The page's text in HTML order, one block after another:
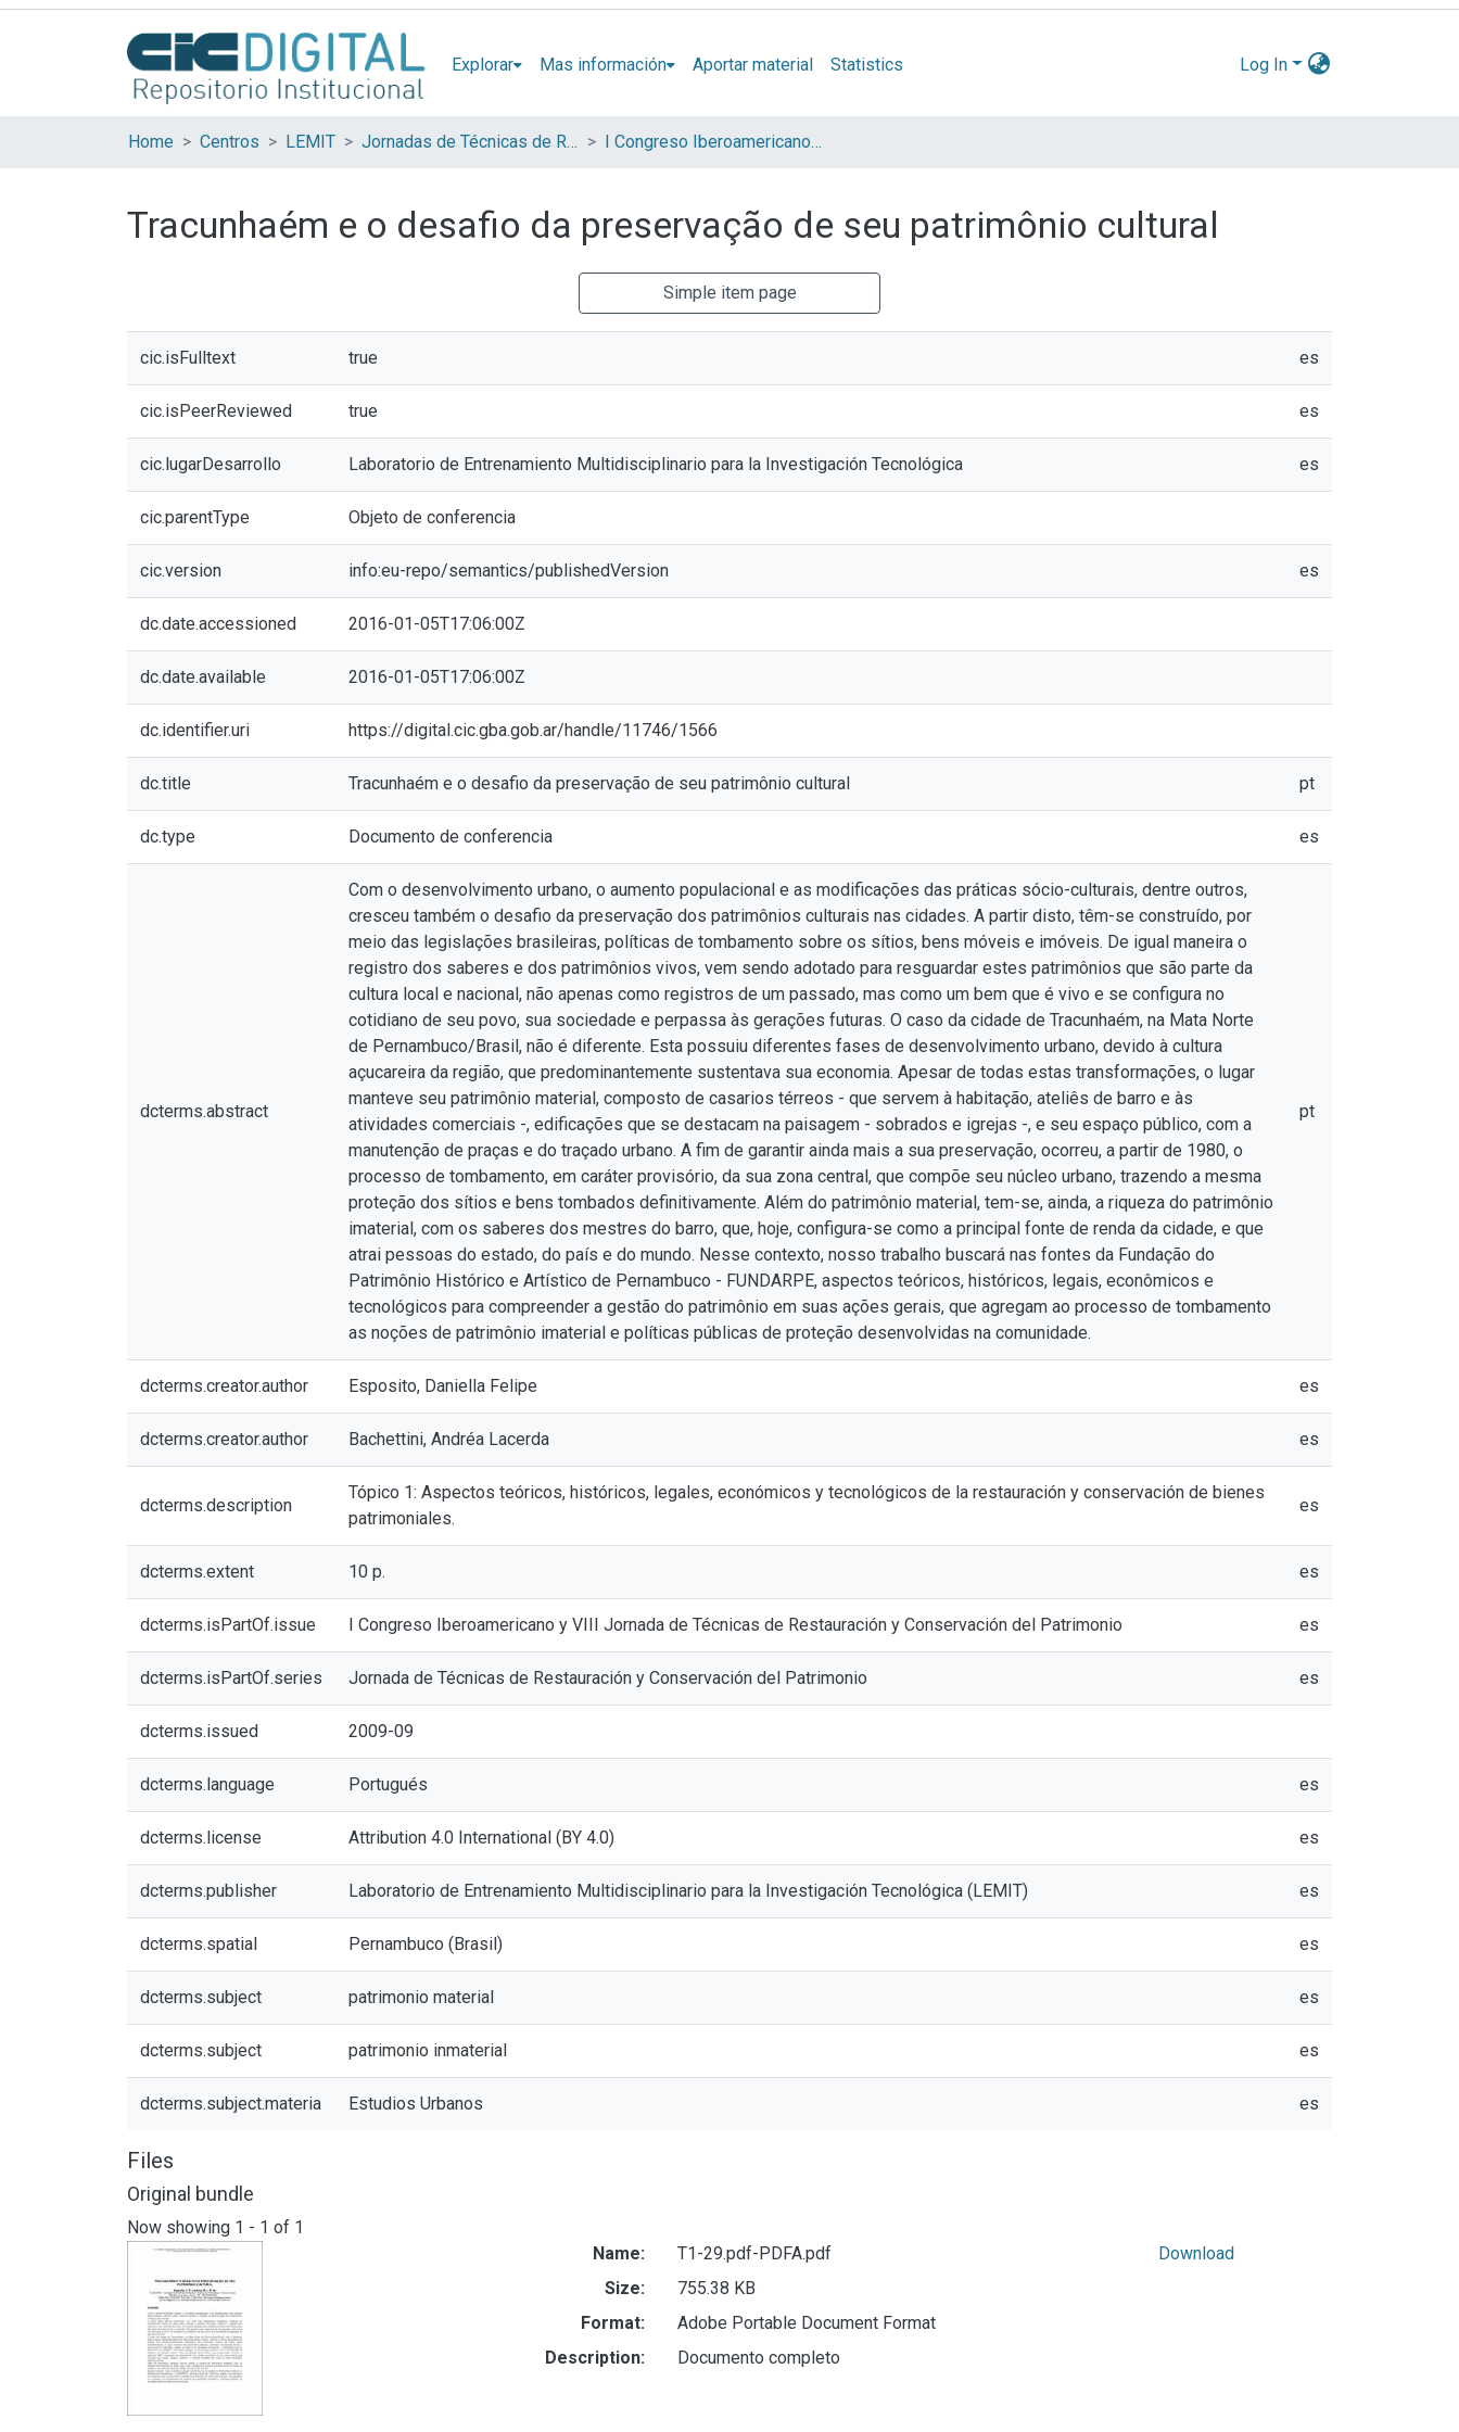
Explorar Mas información Aportar material Statistics Log In
Home Centros LEMIT Jornadas de Técnicas de Reparación y Conservación del Patrimonio (COIBRECOPA) I Congreso Iberoamericano y VIII Jornada de Técnicas de Restauración y Conservación del Patrimonio
Tracunhaém e o desafio da preservação de seu patrimônio cultural
Simple item page
cic.isFulltext true es
cic.isPeerReviewed true es
cic.lugarDesarrollo Laboratorio de Entrenamiento Multidisciplinario para la Investigación Tecnológica es
cic.parentType Objeto de conferencia
cic.version info:eu-repo/semantics/publishedVersion es
dc.date.accessioned 2016-01-05T17:06:00Z
dc.date.available 2016-01-05T17:06:00Z
dc.identifier.uri https://digital.cic.gba.gob.ar/handle/11746/1566
dc.title Tracunhaém e o desafio da preservação de seu patrimônio cultural pt
dc.type Documento de conferencia es
dcterms.abstract
Com o desenvolvimento urbano, o aumento populacional e as modificações das práticas sócio-culturais, dentre outros,
cresceu também o desafio da preservação dos patrimônios culturais nas cidades. A partir disto, têm-se construído, por
meio das legislações brasileiras, políticas de tombamento sobre os sítios, bens móveis e imóveis. De igual maneira o
registro dos saberes e dos patrimônios vivos, vem sendo adotado para resguardar estes patrimônios que são parte da
cultura local e nacional, não apenas como registros de um passado, mas como um bem que é vivo e se configura no
cotidiano de seu povo, sua sociedade e perpassa às gerações futuras. O caso da cidade de Tracunhaém, na Mata Norte
de Pernambuco/Brasil, não é diferente. Esta possuiu diferentes fases de desenvolvimento urbano, devido à cultura
açucareira da região, que predominantemente sustentava sua economia. Apesar de todas estas transformações, o lugar
manteve seu patrimônio material, composto de casarios térreos - que servem à habitação, ateliês de barro e às
atividades comerciais -, edificações que se destacam na paisagem - sobrados e igrejas -, e seu espaço público, com a
manutenção de praças e do traçado urbano. A fim de garantir ainda mais a sua preservação, ocorreu, a partir de 1980, o
processo de tombamento, em caráter provisório, da sua zona central, que compõe seu núcleo urbano, trazendo a mesma
proteção dos sítios e bens tombados definitivamente. Além do patrimônio material, tem-se, ainda, a riqueza do patrimônio
imaterial, com os saberes dos mestres do barro, que, hoje, configura-se como a principal fonte de renda da cidade, e que
atrai pessoas do estado, do país e do mundo. Nesse contexto, nosso trabalho buscará nas fontes da Fundação do
Patrimônio Histórico e Artístico de Pernambuco - FUNDARPE, aspectos teóricos, históricos, legais, econômicos e
tecnológicos para compreender a gestão do patrimônio em suas ações gerais, que agregam ao processo de tombamento
as noções de patrimônio imaterial e políticas públicas de proteção desenvolvidas na comunidade.
pt
dcterms.creator.author Esposito, Daniella Felipe es
dcterms.creator.author Bachettini, Andréa Lacerda es
dcterms.description
Tópico 1: Aspectos teóricos, históricos, legales, económicos y tecnológicos de la restauración y conservación de bienes
patrimoniales.
es
dcterms.extent 10 p. es
dcterms.isPartOf.issue I Congreso Iberoamericano y VIII Jornada de Técnicas de Restauración y Conservación del Patrimonio es
dcterms.isPartOf.series Jornada de Técnicas de Restauración y Conservación del Patrimonio es
dcterms.issued 2009-09
dcterms.language Portugués es
dcterms.license Attribution 4.0 International (BY 4.0) es
dcterms.publisher Laboratorio de Entrenamiento Multidisciplinario para la Investigación Tecnológica (LEMIT) es
dcterms.spatial Pernambuco (Brasil) es
dcterms.subject patrimonio material es
dcterms.subject patrimonio inmaterial es
dcterms.subject.materia Estudios Urbanos es
Files
Original bundle
Now showing 1 - 1 of 1
Name:
T1-29.pdf-PDFA.pdf
Size:
755.38 KB
Format:
Adobe Portable Document Format
Description:
Documento completo
Download